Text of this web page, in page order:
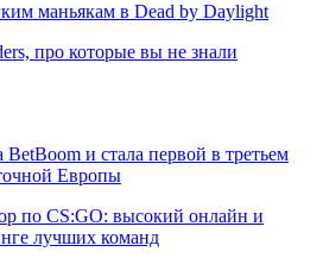
маньякам в Dead by Daylight
про которые вы не знали
BetBoom и стала первой в третьем
Европы
по CS:GO: высокий онлайн и
лучших команд